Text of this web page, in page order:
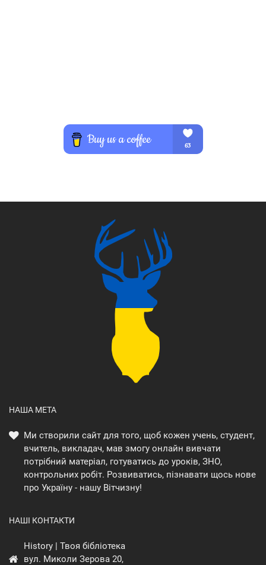
НАША МЕТА
Ми створили сайт для того, щоб кожен учень, студент,
вчитель, викладач, мав змогу онлайн вивчати
потрібний матеріал, готуватись до уроків, ЗНО,
контрольних робіт. Розвиватись, пізнавати щось нове
про Україну - нашу Вітчизну!
НАШІ КОНТАКТИ
History | Твоя бібліотека
вул. Миколи Зерова 20,